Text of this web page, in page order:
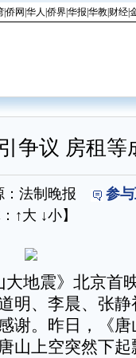
|侨网 华人 侨界|华报 华教| 财经|
争议 房租
：法制晚报
参
↑大 ↓小】
地震》北京首
明、李晨、张
谢。昨日，《
山上空突然下